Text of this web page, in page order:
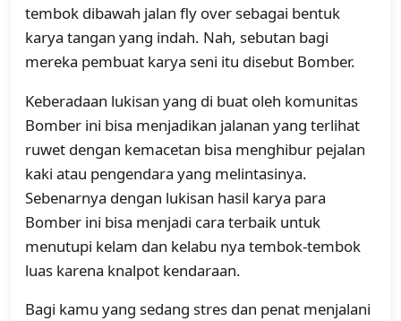
tembok dibawah jalan fly over sebagai bentuk
karya tangan yang indah. Nah, sebutan bagi
mereka pembuat karya seni itu disebut Bomber.
Keberadaan lukisan yang di buat oleh komunitas
Bomber ini bisa menjadikan jalanan yang terlihat
ruwet dengan kemacetan bisa menghibur pejalan
kaki atau pengendara yang melintasinya.
Sebenarnya dengan lukisan hasil karya para
Bomber ini bisa menjadi cara terbaik untuk
menutupi kelam dan kelabu nya tembok-tembok
luas karena knalpot kendaraan.
Bagi kamu yang sedang stres dan penat menjalani